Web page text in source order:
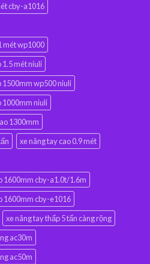
cby-a1016
mét wp1000
1.5 mét niuli
1500mm wp500 niuli
1000mm niuli
1300mm
xe nâng tay cao 0.9 mét
1600mm cby-a1.0t/1.6m
1600mm cby-e1016
xe nâng tay thấp 5 tấn càng rộng
ac30m
ac50m